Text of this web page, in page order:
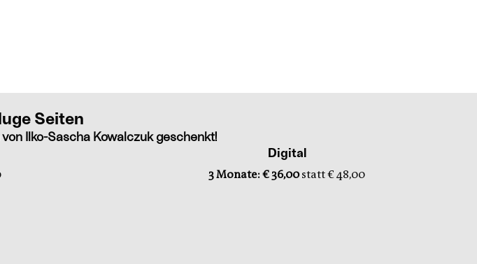
Seiten
Ilko-Sascha Kowalczuk geschenkt!
Digital
3 Monate: € 36,00statt € 48,00